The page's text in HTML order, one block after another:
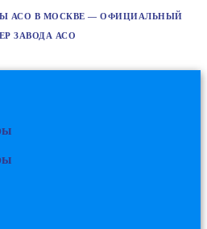
АСО В МОСКВЕ — ОФИЦИАЛЬНЫЙ
ЗАВОДА АСО